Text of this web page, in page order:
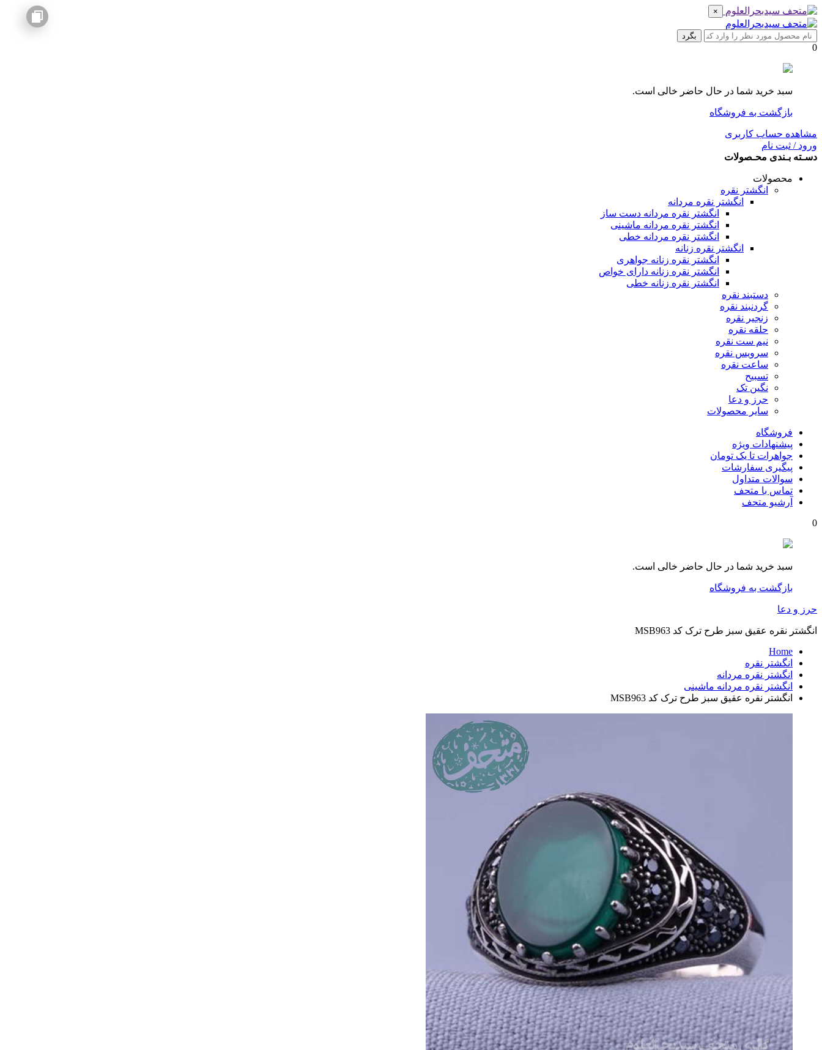
×
بگرد
0
سبد خرید شما در حال حاضر خالی است.
بازگشت به فروشگاه
مشاهده حساب کاربری
ورود / ثبت نام
دسـته بـندی محـصولات
محصولات
انگشتر نقره
انگشتر نقره مردانه
انگشتر نقره مردانه دست ساز
انگشتر نقره مردانه ماشینی
انگشتر نقره مردانه خطی
انگشتر نقره زنانه
انگشتر نقره زنانه جواهری
انگشتر نقره زنانه دارای خواص
انگشتر نقره زنانه خطی
دستبند نقره
گردنبند نقره
زنجیر نقره
حلقه نقره
نیم ست نقره
سرویس نقره
ساعت نقره
تسبیح
نگین تک
حرز و دعا
سایر محصولات
فروشگاه
پیشنهادات ویژه
جواهرات تا یک تومان
پیگیری سفارشات
سوالات متداول
تماس با متحف
آرشیو متحف
0
سبد خرید شما در حال حاضر خالی است.
بازگشت به فروشگاه
حرز و دعا
انگشتر نقره عقیق سبز طرح ترک کد MSB963
Home
انگشتر نقره
انگشتر نقره مردانه
انگشتر نقره مردانه ماشینی
انگشتر نقره عقیق سبز طرح ترک کد MSB963